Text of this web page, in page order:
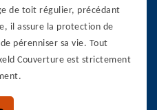
de toit régulier, précédant
il assure la protection de
pérenniser sa vie. Tout
Couverture est strictement